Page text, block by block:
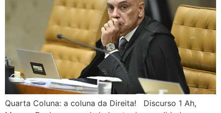
Quarta Coluna: a coluna da Direita! Discurso 1 Ah,